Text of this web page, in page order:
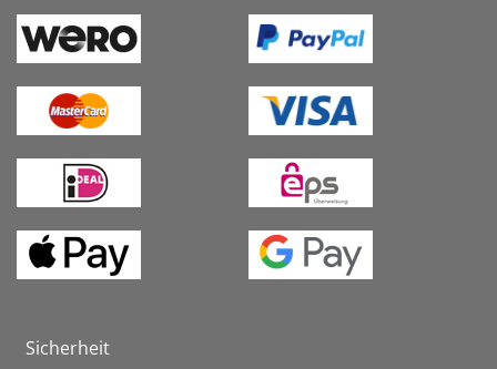
Sicherheit